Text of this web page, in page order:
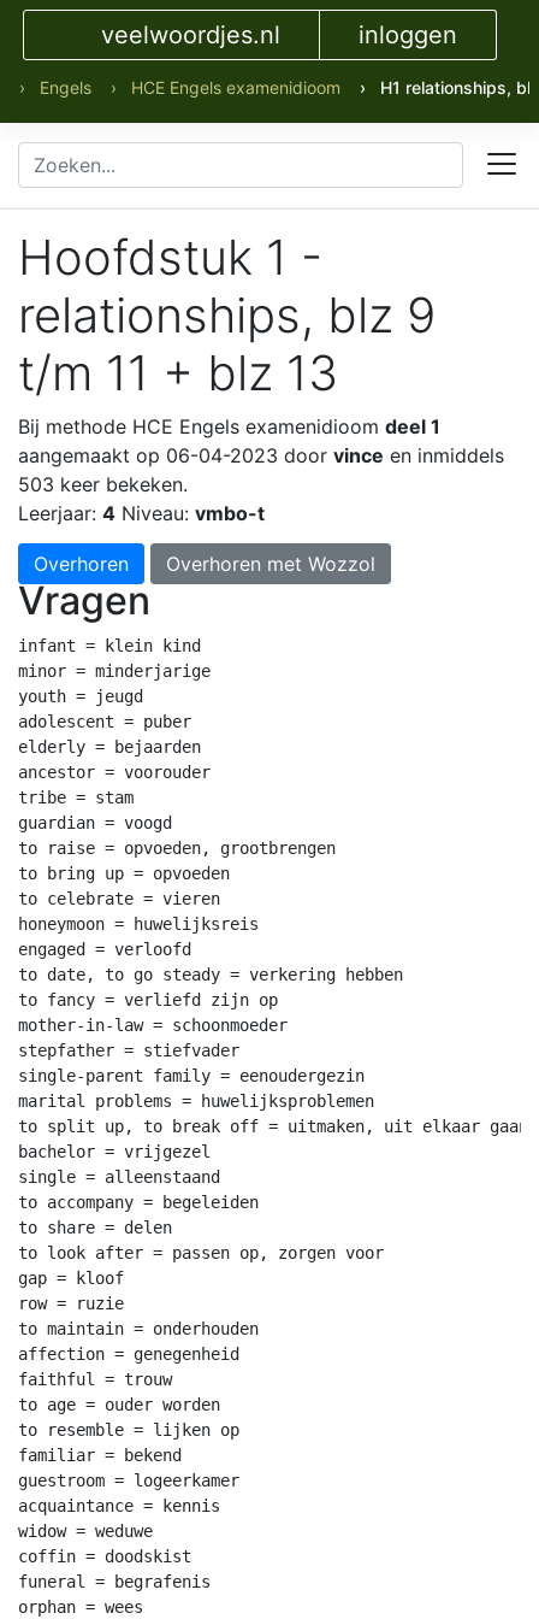
veelwoordjes.nl inloggen
› Engels › HCE Engels examenidioom › H1 relationships,
Hoofdstuk 1 -
relationships, blz 9
t/m 11 + blz 13
Bij methode HCE Engels examenidioom deel 1
aangemaakt op 06-04-2023 door vince en inmiddels
503 keer bekeken.
Leerjaar: 4 Niveau: vmbo-t
Overhoren Overhoren met Wozzol
Vragen
infant = klein kind
minor = minderjarige
youth = jeugd
adolescent = puber
elderly = bejaarden
ancestor = voorouder
tribe = stam
guardian = voogd
to raise = opvoeden, grootbrengen
to bring up = opvoeden
to celebrate = vieren
honeymoon = huwelijksreis
engaged = verloofd
to date, to go steady = verkering hebben
to fancy = verliefd zijn op
mother-in-law = schoonmoeder
stepfather = stiefvader
single-parent family = eenoudergezin
marital problems = huwelijksproblemen
to split up, to break off = uitmaken, uit elkaar gaan
bachelor = vrijgezel
single = alleenstaand
to accompany = begeleiden
to share = delen
to look after = passen op, zorgen voor
gap = kloof
row = ruzie
to maintain = onderhouden
affection = genegenheid
faithful = trouw
to age = ouder worden
to resemble = lijken op
familiar = bekend
guestroom = logeerkamer
acquaintance = kennis
widow = weduwe
coffin = doodskist
funeral = begrafenis
orphan = wees